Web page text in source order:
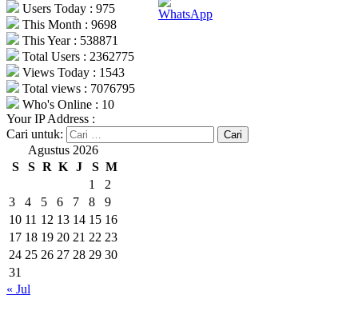
Users Today : 975
This Month : 9698
This Year : 538871
Total Users : 2362775
Views Today : 1543
Total views : 7076795
Who's Online : 10
Your IP Address :
Cari untuk:
Agustus 2026
S
S R K J S M
1
2
3
4 5 6 7 8
9
10 11 12 13 14 15 16
17 18 19 20 21 22 23
24 25 26 27 28 29 30
31
« Jul